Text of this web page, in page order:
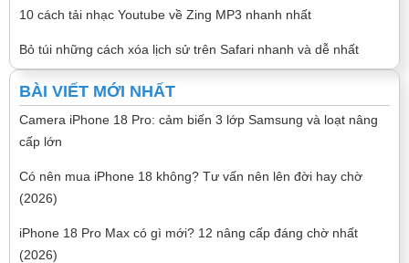
10 cách tải nhạc Youtube về Zing MP3 nhanh nhất
Bỏ túi những cách xóa lịch sử trên Safari nhanh và dễ nhất
BÀI VIẾT MỚI NHẤT
Camera iPhone 18 Pro: cảm biến 3 lớp Samsung và loạt nâng
cấp lớn
Có nên mua iPhone 18 không? Tư vấn nên lên đời hay chờ
(2026)
iPhone 18 Pro Max có gì mới? 12 nâng cấp đáng chờ nhất
(2026)